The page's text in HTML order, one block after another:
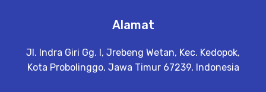
Alamat
Jl. Indra Giri Gg. I, Jrebeng Wetan, Kec. Kedopok,
Kota Probolinggo, Jawa Timur 67239, Indonesia